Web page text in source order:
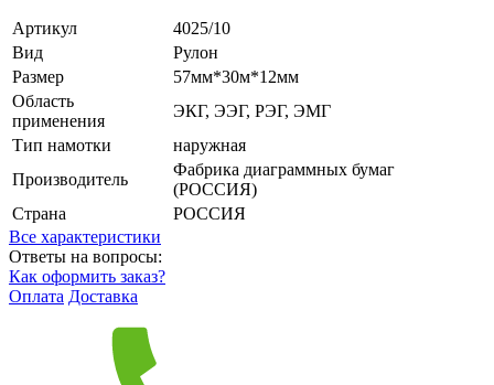
Артикул
4025/10
Вид
Рулон
Размер
57мм*30м*12мм
Область
применения
ЭКГ, ЭЭГ, РЭГ, ЭМГ
Тип намотки
наружная
Производитель
Фабрика диаграммных бумаг
(РОССИЯ)
Страна
РОССИЯ
Все характеристики
Ответы на вопросы:
Как оформить заказ?
Оплата Доставка